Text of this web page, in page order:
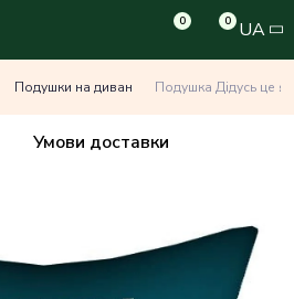
0 0 UA
Подушки на диван Подушка Дідусь це
Умови доставки